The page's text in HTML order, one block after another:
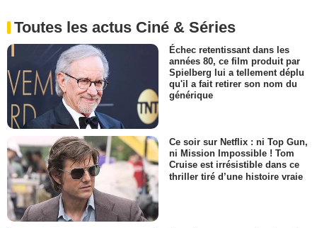
Toutes les actus Ciné & Séries
Échec retentissant dans les
années 80, ce film produit par
Spielberg lui a tellement déplu
qu'il a fait retirer son nom du
générique
Ce soir sur Netflix : ni Top Gun,
ni Mission Impossible ! Tom
Cruise est irrésistible dans ce
thriller tiré d’une histoire vraie